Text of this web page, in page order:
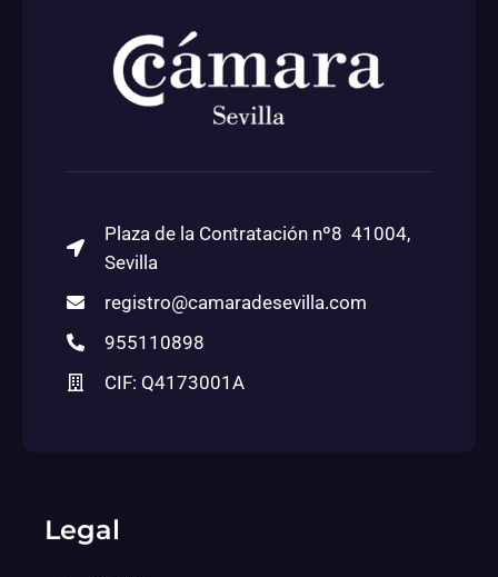
Plaza de la Contratación nº8 41004,
Sevilla
registro@camaradesevilla.com
955110898
CIF: Q4173001A
Legal